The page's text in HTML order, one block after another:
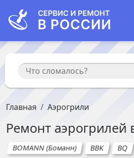
Главная Аэрогрили
Ремонт аэрогрилей
BOMANN (Боманн) BBK BQ